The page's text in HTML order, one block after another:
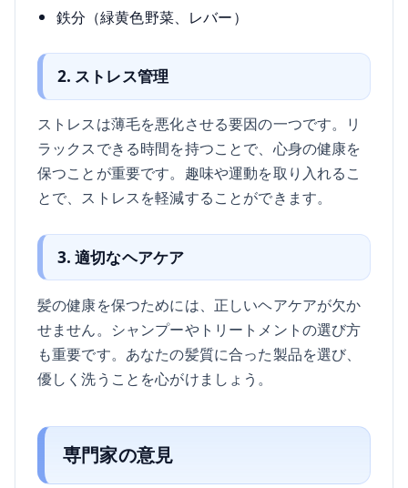
鉄分（緑黄色野菜、レバー）
2. ストレス管理
ストレスは薄毛を悪化させる要因の一つです。リ
ラックスできる時間を持つことで、心身の健康を
保つことが重要です。趣味や運動を取り入れるこ
とで、ストレスを軽減することができます。
3. 適切なヘアケア
髪の健康を保つためには、正しいヘアケアが欠か
せません。シャンプーやトリートメントの選び方
も重要です。あなたの髪質に合った製品を選び、
優しく洗うことを心がけましょう。
専門家の意見